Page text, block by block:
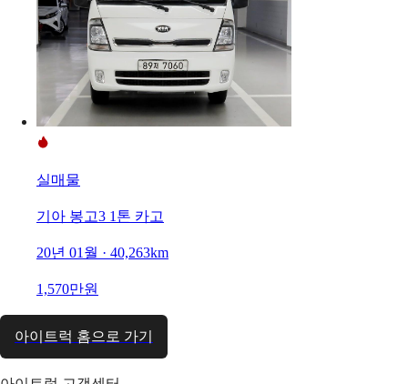
실매물
기아 봉고3 1톤 카고
20년 01월 · 40,263km
1,570만원
아이트럭 홈으로 가기